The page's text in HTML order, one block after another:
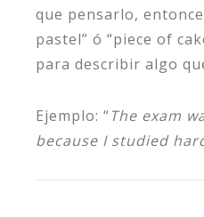
que pensarlo,
pastel” ó “piece of
para describir algo
Ejemplo: “The exam
because I studied